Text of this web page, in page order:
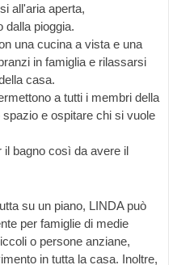
all'aria aperta,
dalla pioggia.
una cucina a vista e una
in famiglia e rilassarsi
casa.
a tutti i membri della
e ospitare chi si vuole
il bagno così da avere il
su un piano, LINDA può
per famiglie di medie
o persone anziane,
in tutta la casa. Inoltre,